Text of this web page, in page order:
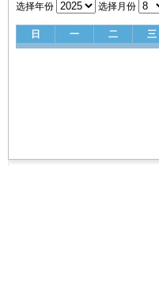
选择年份 选择月份
日 一 二 三